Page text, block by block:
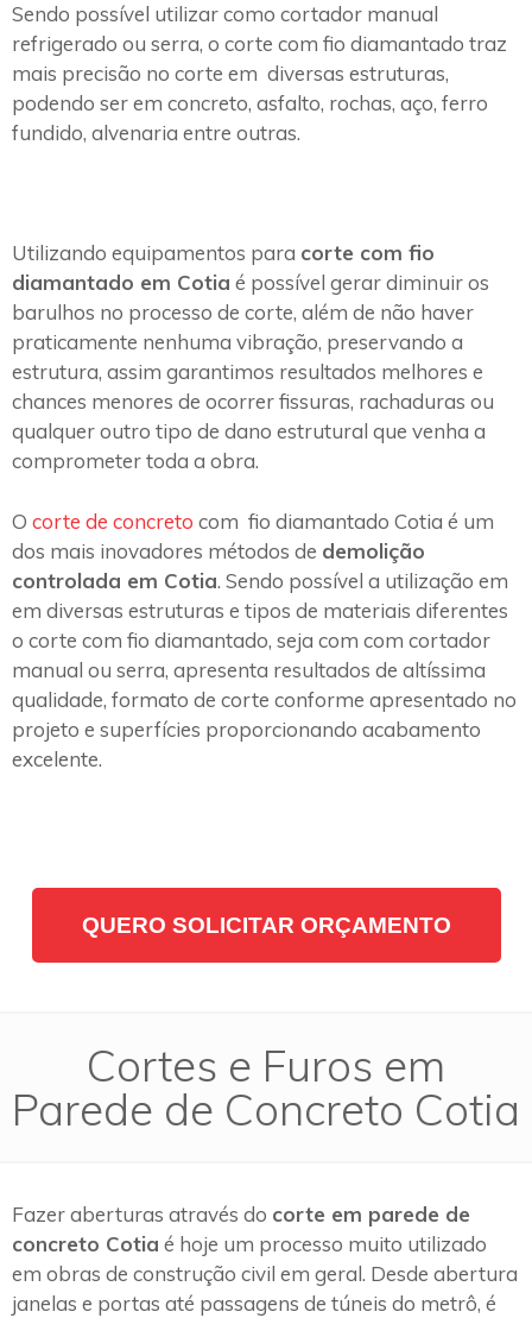
Sendo possível utilizar como cortador manual
refrigerado ou serra, o corte com fio diamantado traz
mais precisão no corte em diversas estruturas,
podendo ser em concreto, asfalto, rochas, aço, ferro
fundido, alvenaria entre outras.
Utilizando equipamentos para corte com fio
diamantado em Cotia é possível gerar diminuir os
barulhos no processo de corte, além de não haver
praticamente nenhuma vibração, preservando a
estrutura, assim garantimos resultados melhores e
chances menores de ocorrer fissuras, rachaduras ou
qualquer outro tipo de dano estrutural que venha a
comprometer toda a obra.
O corte de concreto com fio diamantado Cotia é um
dos mais inovadores métodos de demolição
controlada em Cotia. Sendo possível a utilização em
em diversas estruturas e tipos de materiais diferentes
o corte com fio diamantado, seja com com cortador
manual ou serra, apresenta resultados de altíssima
qualidade, formato de corte conforme apresentado no
projeto e superfícies proporcionando acabamento
excelente.
QUERO SOLICITAR ORÇAMENTO
Cortes e Furos em
Parede de Concreto Cotia
Fazer aberturas através do corte em parede de
concreto Cotia é hoje um processo muito utilizado
em obras de construção civil em geral. Desde abertura
janelas e portas até passagens de túneis do metrô, é